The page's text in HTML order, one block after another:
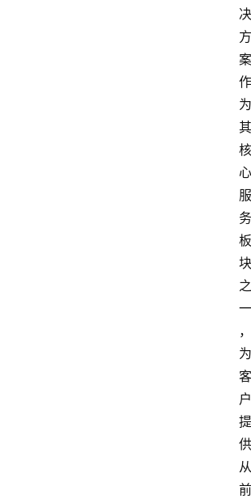
决
方
案
作
为
其
核
心
服
务
板
块
之
一
，
为
客
户
提
供
从
前